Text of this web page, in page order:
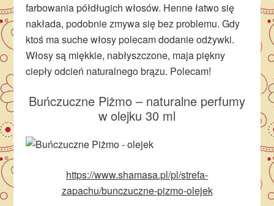
farbowania półdługich włosów. Henne łatwo się
nakłada, podobnie zmywa się bez problemu. Gdy
ktoś ma suche włosy polecam dodanie odżywki.
Włosy są miękkie, nabłyszczone, maja piękny
ciepły odcień naturalnego brązu. Polecam!
Buńczuczne Piżmo – naturalne perfumy
w olejku 30 ml
https://www.shamasa.pl/pl/strefa-
zapachu/bunczuczne-pizmo-olejek